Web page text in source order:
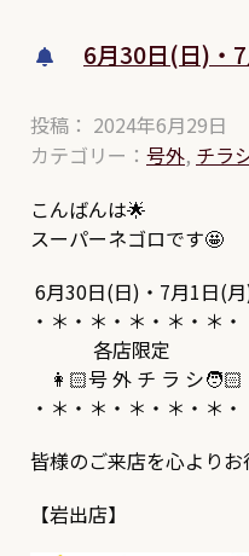
6月30日(日)・
投稿： 2024年6月29日
カテゴリー： 号外, チラ
こんばんは🌟
スーパーネゴロです🤩
6月30日(日)・7月1日(
・＊・＊・＊・＊・＊・
各店限定
👩🏻号 外 チ ラ シ🧑🏻
・＊・＊・＊・＊・＊・
皆様のご来店を心より
【岩出店】